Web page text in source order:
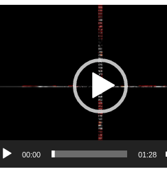
00:00 01:28